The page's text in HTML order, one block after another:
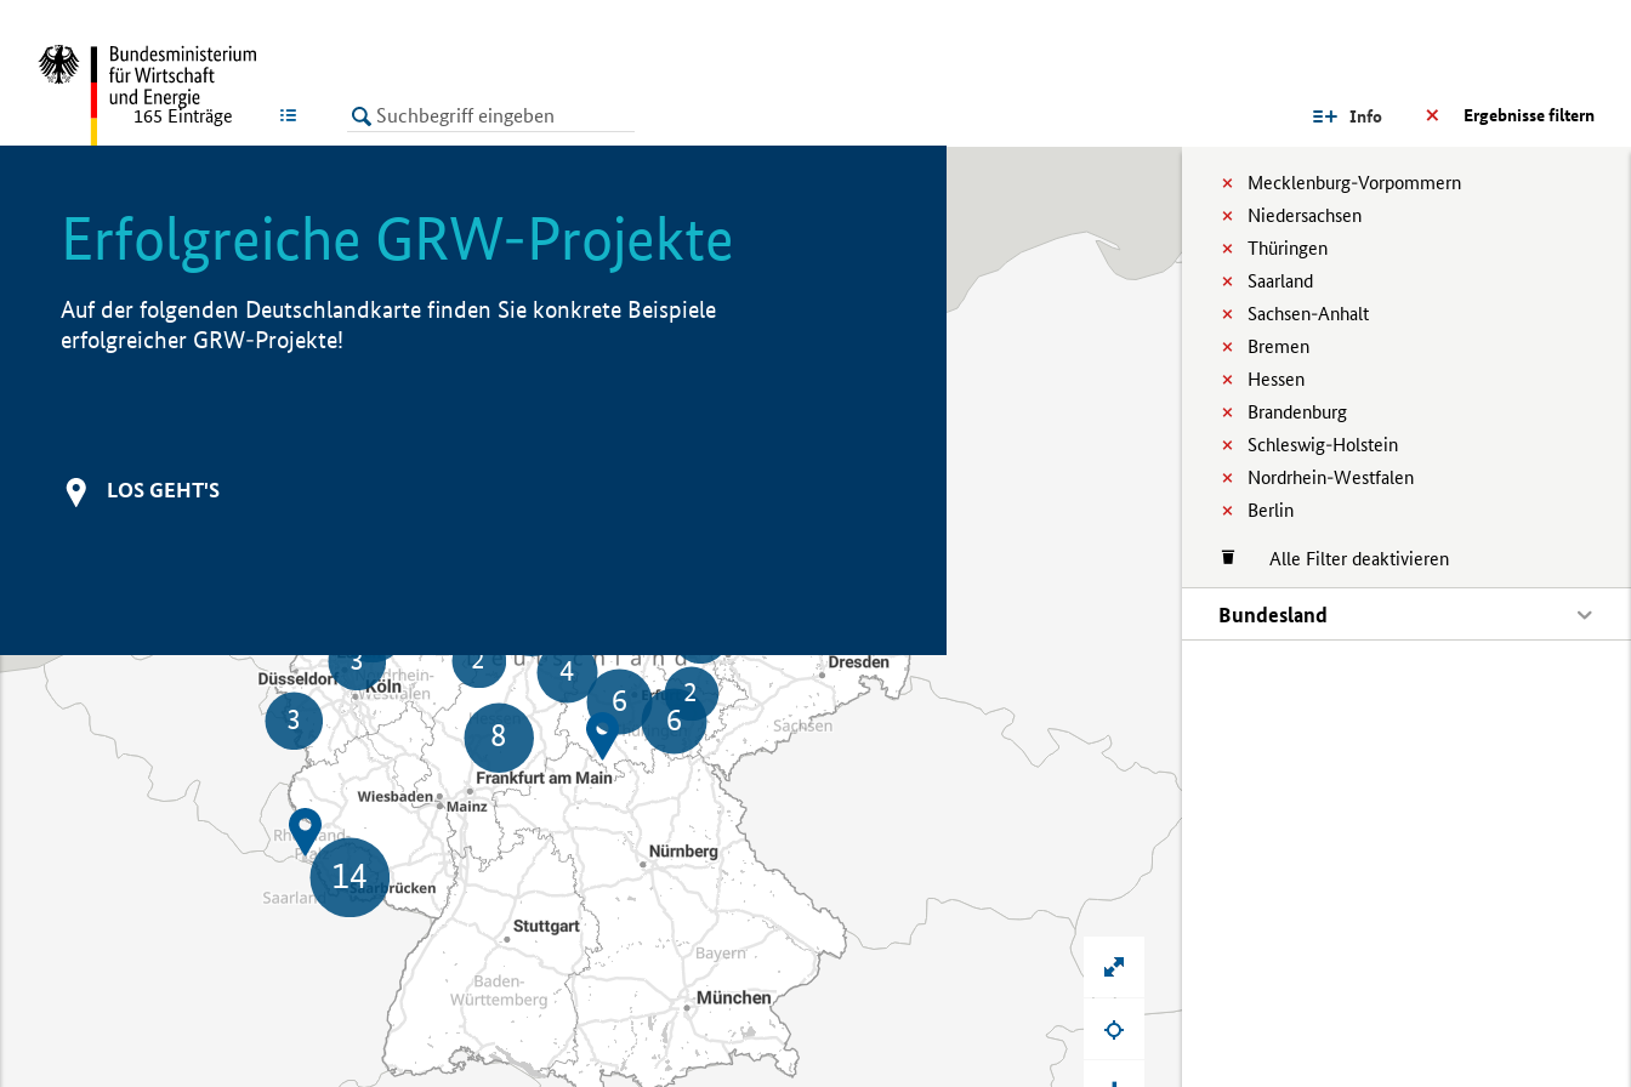
LISTE Ergebnisse filtern
Info
Mecklenburg-Vorpommern
Niedersachsen
Thüringen
Saarland
Sachsen-Anhalt
Bremen
Hessen
Brandenburg
Schleswig-Holstein
Nordrhein-Westfalen
Berlin
Alle Filter deaktivieren
Bundesland
165 Einträge
Erfolgreiche GRW-Projekte
Auf der folgenden Deutschlandkarte finden Sie konkrete Beispiele
erfolgreicher GRW-Projekte!
LOS GEHT'S